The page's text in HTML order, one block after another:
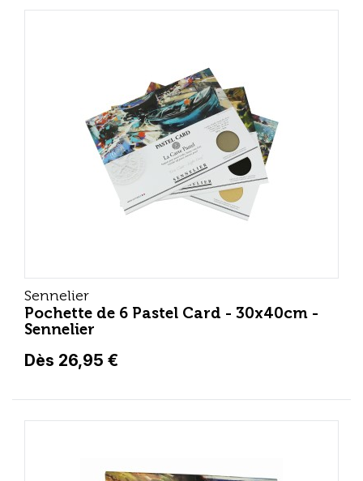
Sennelier
Pochette de 6 Pastel Card - 30x40cm -
Sennelier
Dès 26,95 €